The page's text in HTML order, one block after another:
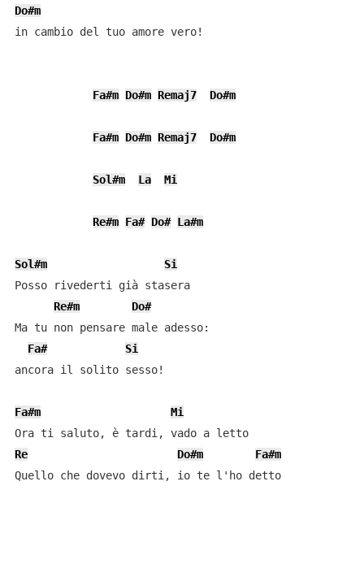
Do#m
in cambio del tuo amore vero!
Fa#m Do#m Remaj7 Do#m
Fa#m Do#m Remaj7 Do#m
Sol#m La Mi
Re#m Fa# Do# La#m
Sol#m
Si
Posso rivederti già stasera
Re#m
Do#
Ma tu non pensare male adesso:
Fa#
Si
ancora il solito sesso!
Fa#m
Mi
Ora ti saluto, è tardi, vado a letto
Re
Do#m
Fa#m
Quello che dovevo dirti, io te l'ho detto